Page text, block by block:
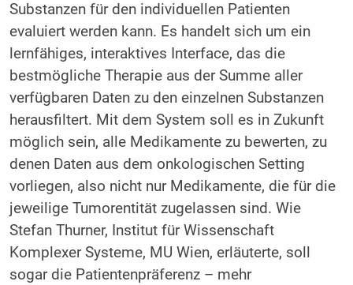
Substanzen für den individuellen Patienten
evaluiert werden kann. Es handelt sich um ein
lernfähiges, interaktives Interface, das die
bestmögliche Therapie aus der Summe aller
verfügbaren Daten zu den einzelnen Substanzen
herausfiltert. Mit dem System soll es in Zukunft
möglich sein, alle Medikamente zu bewerten, zu
denen Daten aus dem onkologischen Setting
vorliegen, also nicht nur Medikamente, die für die
jeweilige Tumorentität zugelassen sind. Wie
Stefan Thurner, Institut für Wissenschaft
Komplexer Systeme, MU Wien, erläuterte, soll
sogar die Patientenpräferenz – mehr